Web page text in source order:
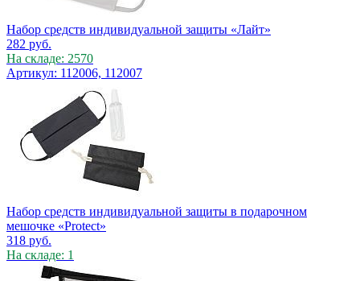
Набор средств индивидуальной защиты «Лайт»
282 руб.
На складе: 2570
Артикул: 112006, 112007
Набор средств индивидуальной защиты в подарочном
мешочке «Protect»
318 руб.
На складе: 1